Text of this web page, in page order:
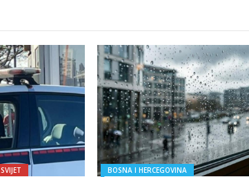
SVIJET BOSNA I HERCEGOVINA